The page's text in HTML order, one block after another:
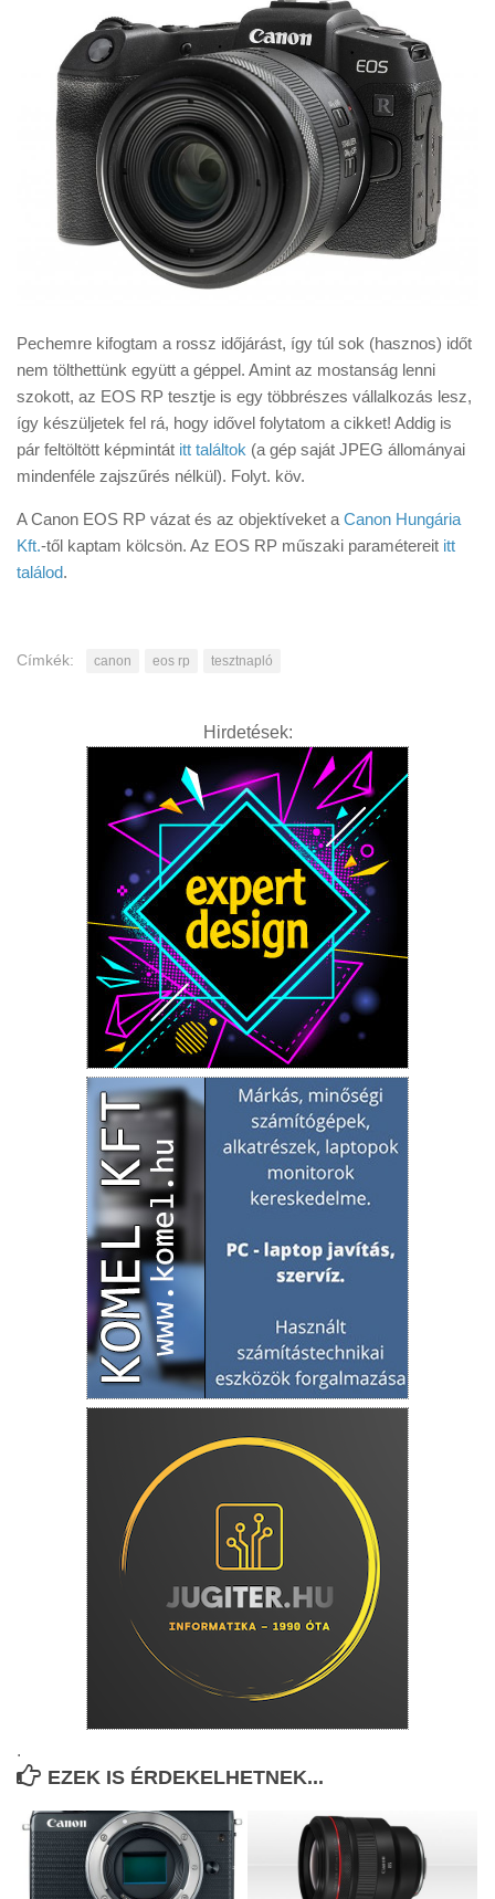
Pechemre kifogtam a rossz időjárást, így túl sok (hasznos) időt
nem tölthettünk együtt a géppel. Amint az mostanság lenni
szokott, az EOS RP tesztje is egy többrészes vállalkozás lesz,
így készüljetek fel rá, hogy idővel folytatom a cikket! Addig is
pár feltöltött képmintát itt találtok (a gép saját JPEG állományai
mindenféle zajszűrés nélkül). Folyt. köv.
A Canon EOS RP vázat és az objektíveket a Canon Hungária
Kft.-től kaptam kölcsön. Az EOS RP műszaki paramétereit itt
találod.
Címkék: canon eos rp tesztnapló
Hirdetések:
.
EZEK IS ÉRDEKELHETNEK...